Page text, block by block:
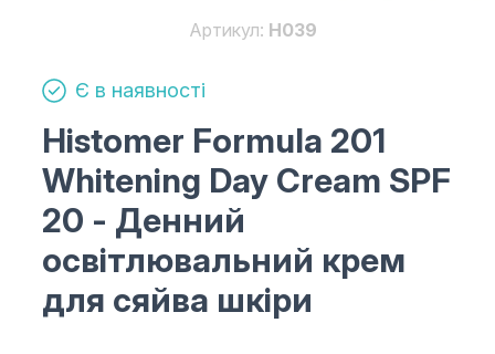
Артикул: H039
Є в наявності
Histomer Formula 201
Whitening Day Cream SPF
20 - Денний
освітлювальний крем
для сяйва шкіри